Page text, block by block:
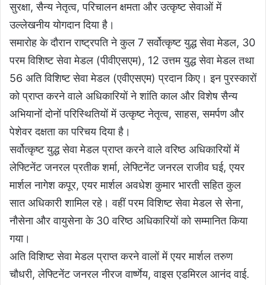
सुरक्षा, सैन्य नेतृत्व, परिचालन क्षमता और उत्कृष्ट सेवाओं में
उल्लेखनीय योगदान दिया है।
समारोह के दौरान राष्ट्रपति ने कुल 7 सर्वोत्कृष्ट युद्ध सेवा मेडल, 30
परम विशिष्ट सेवा मेडल (पीवीएसएम), 12 उत्तम युद्ध सेवा मेडल तथा
56 अति विशिष्ट सेवा मेडल (एवीएसएम) प्रदान किए। इन पुरस्कारों
को प्राप्त करने वाले अधिकारियों ने शांति काल और विशेष सैन्य
अभियानों दोनों परिस्थितियों में उत्कृष्ट नेतृत्व, साहस, समर्पण और
पेशेवर दक्षता का परिचय दिया है।
सर्वोत्कृष्ट युद्ध सेवा मेडल प्राप्त करने वाले वरिष्ठ अधिकारियों में
लेफ्टिनेंट जनरल प्रतीक शर्मा, लेफ्टिनेंट जनरल राजीव घई, एयर
मार्शल नागेश कपूर, एयर मार्शल अवधेश कुमार भारती सहित कुल
सात अधिकारी शामिल रहे। वहीं परम विशिष्ट सेवा मेडल से सेना,
नौसेना और वायुसेना के 30 वरिष्ठ अधिकारियों को सम्मानित किया
गया।
अति विशिष्ट सेवा मेडल प्राप्त करने वालों में एयर मार्शल तरुण
चौधरी, लेफ्टिनेंट जनरल नीरज वार्ष्णेय, वाइस एडमिरल आनंद वाई.